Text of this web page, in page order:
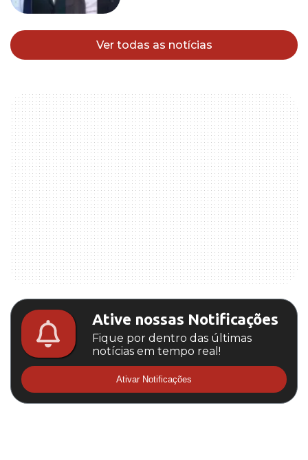
Ver todas as notícias
Ative nossas Notificações
Fique por dentro das últimas
notícias em tempo real!
Ativar Notificações